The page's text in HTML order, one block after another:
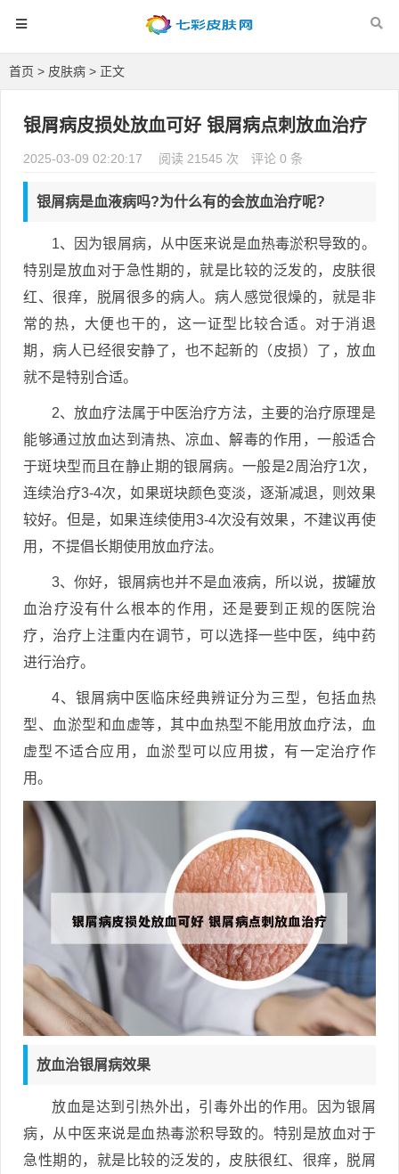
首页 > 皮肤病 > 正文
银屑病皮损处放血可好 银屑病点刺放血治疗
2025-03-09 02:20:17 阅读 21545 次 评论 0 条
银屑病是血液病吗?为什么有的会放血治疗呢?
1、因为银屑病，从中医来说是血热毒淤积导致的。
特别是放血对于急性期的，就是比较的泛发的，皮肤很
红、很痒，脱屑很多的病人。病人感觉很燥的，就是非
常的热，大便也干的，这一证型比较合适。对于消退
期，病人已经很安静了，也不起新的（皮损）了，放血
就不是特别合适。
2、放血疗法属于中医治疗方法，主要的治疗原理是
能够通过放血达到清热、凉血、解毒的作用，一般适合
于斑块型而且在静止期的银屑病。一般是2周治疗1次，
连续治疗3-4次，如果斑块颜色变淡，逐渐减退，则效果
较好。但是，如果连续使用3-4次没有效果，不建议再使
用，不提倡长期使用放血疗法。
3、你好，银屑病也并不是血液病，所以说，拔罐放
血治疗没有什么根本的作用，还是要到正规的医院治
疗，治疗上注重内在调节，可以选择一些中医，纯中药
进行治疗。
4、银屑病中医临床经典辨证分为三型，包括血热
型、血淤型和血虚等，其中血热型不能用放血疗法，血
虚型不适合应用，血淤型可以应用拔，有一定治疗作
用。
放血治银屑病效果
放血是达到引热外出，引毒外出的作用。因为银屑
病，从中医来说是血热毒淤积导致的。特别是放血对于
急性期的，就是比较的泛发的，皮肤很红、很痒，脱屑